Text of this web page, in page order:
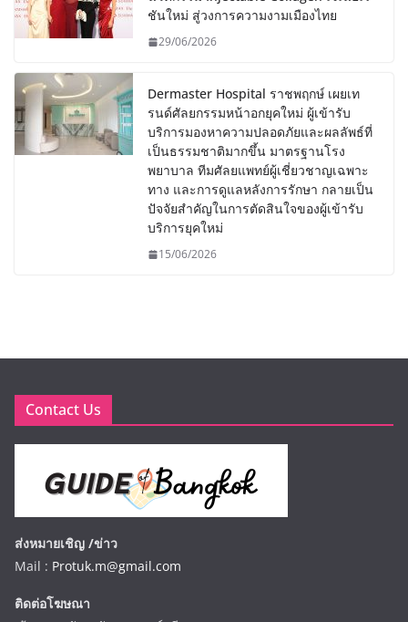
ชันใหม่ สู่วงการความงามเมืองไทย
29/06/2026
Dermaster Hospital ราชพฤกษ์ เผยเท
รนด์ศัลยกรรมหน้าอกยุคใหม่ ผู้เข้ารับ
บริการมองหาความปลอดภัยและผลลัพธ์ที่
เป็นธรรมชาติมากขึ้น มาตรฐานโรง
พยาบาล ทีมศัลยแพทย์ผู้เชี่ยวชาญเฉพาะ
ทาง และการดูแลหลังการรักษา กลายเป็น
ปัจจัยสำคัญในการตัดสินใจของผู้เข้ารับ
บริการยุคใหม่
15/06/2026
Contact Us
ส่งหมายเชิญ /ข่าว
Mail : Protuk.m@gmail.com
ติดต่อโฆษณา